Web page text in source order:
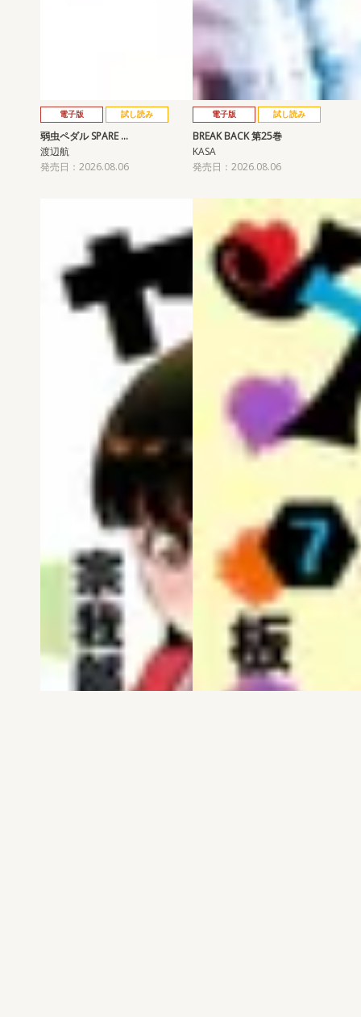
電子版 試し読み
弱虫ペダル SPARE …
渡辺航
発売日：2026.08.06
電子版 試し読み
BREAK BACK 第25巻
KASA
発売日：2026.08.06